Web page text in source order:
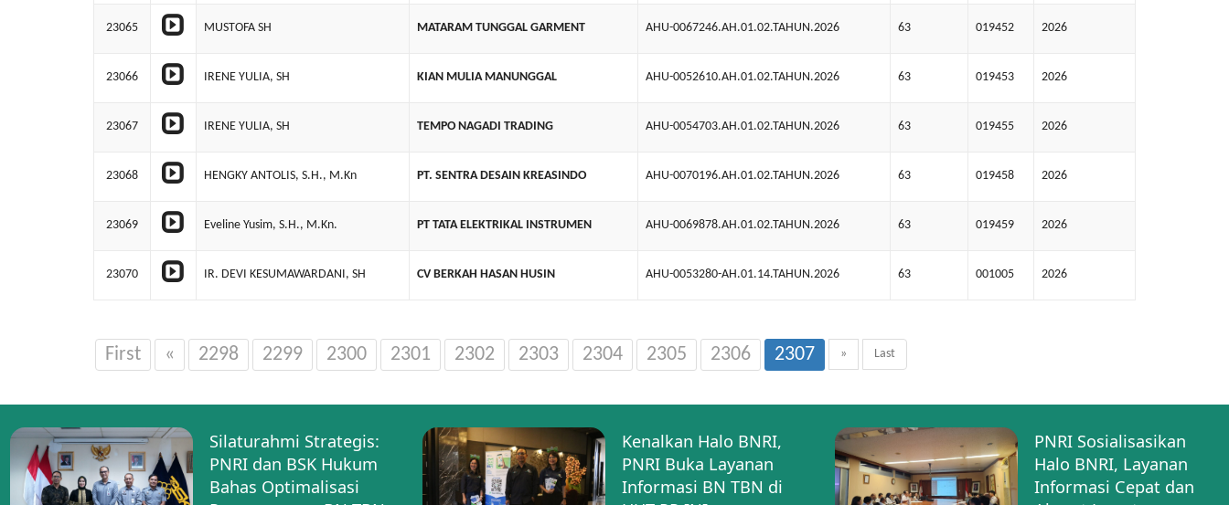
23065 MUSTOFA SH MATARAM TUNGGAL GARMENT AHU-0067246.AH.01.02.TAHUN.2026 63 019452 2026
23066 IRENE YULIA, SH KIAN MULIA MANUNGGAL AHU-0052610.AH.01.02.TAHUN.2026 63 019453 2026
23067 IRENE YULIA, SH TEMPO NAGADI TRADING AHU-0054703.AH.01.02.TAHUN.2026 63 019455 2026
23068 HENGKY ANTOLIS, S.H., M.Kn PT. SENTRA DESAIN KREASINDO AHU-0070196.AH.01.02.TAHUN.2026 63 019458 2026
23069 Eveline Yusim, S.H., M.Kn. PT TATA ELEKTRIKAL INSTRUMEN AHU-0069878.AH.01.02.TAHUN.2026 63 019459 2026
23070 IR. DEVI KESUMAWARDANI, SH CV BERKAH HASAN HUSIN AHU-0053280-AH.01.14.TAHUN.2026 63 001005 2026
First « 2298 2299 2300 2301 2302 2303 2304 2305 2306 2307 » Last
Silaturahmi Strategis:
PNRI dan BSK Hukum
Bahas Optimalisasi
Kenalkan Halo BNRI,
PNRI Buka Layanan
Informasi BN TBN di
PNRI Sosialisasikan
Halo BNRI, Layanan
Informasi Cepat dan